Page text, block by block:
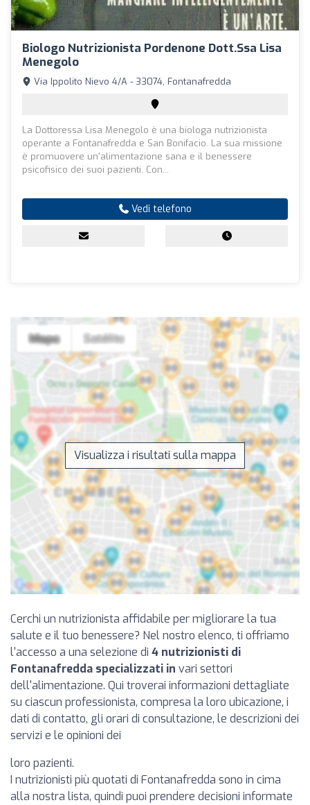
Biologo Nutrizionista Pordenone Dott.ssa Lisa
Menegolo
Via Ippolito Nievo 4/A - 33074, Fontanafredda
La Dottoressa Lisa Menegolo è una biologa nutrizionista
operante a Fontanafredda e San Bonifacio. La sua missione
è promuovere un'alimentazione sana e il benessere
psicofisico dei suoi pazienti. Con...
Vedi telefono
Visualizza i risultati sulla mappa
Cerchi un nutrizionista affidabile per migliorare la tua
salute e il tuo benessere? Nel nostro elenco, ti offriamo
l'accesso a una selezione di 4 nutrizionisti di
Fontanafredda specializzati in vari settori
dell'alimentazione. Qui troverai informazioni dettagliate
su ciascun professionista, compresa la loro ubicazione, i
dati di contatto, gli orari di consultazione, le descrizioni dei
servizi e le opinioni dei
loro pazienti.
I nutrizionisti più quotati di Fontanafredda sono in cima
alla nostra lista, quindi puoi prendere decisioni informate